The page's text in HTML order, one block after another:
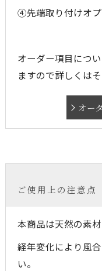
④先端取り付けオ
オーダー項目につ
ますので詳しくは
オー
ご使用上の注意点
本商品は天然の素
経年変化により風
い。